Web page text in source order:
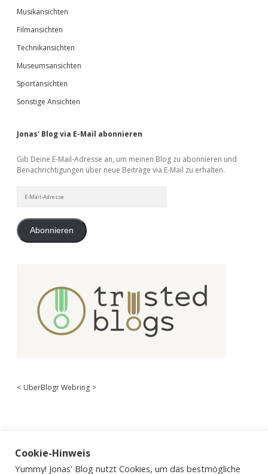
Musikansichten
Filmansichten
Technikansichten
Museumsansichten
Sportansichten
Sonstige Ansichten
Jonas' Blog via E-Mail abonnieren
Gib Deine E-Mail-Adresse an, um meinen Blog zu abonnieren und
Benachrichtigungen über neue Beiträge via E-Mail zu erhalten.
Mail-
Abonnieren
< UberBlogr Webring >
Cookie-Hinweis
Yummy! Jonas' Blog nutzt Cookies, um das bestmögliche